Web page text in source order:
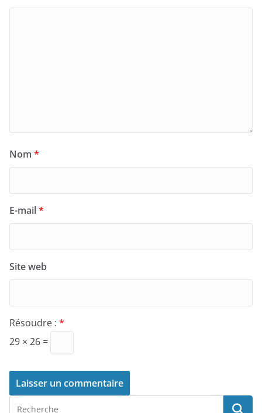
Nom *
E-mail*
Site web
Résoudre : *
29 × 26 =